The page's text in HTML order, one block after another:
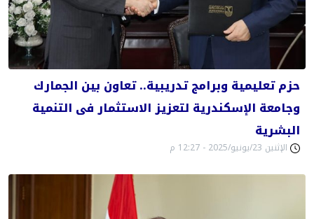
حزم تعليمية وبرامج تدريبية.. تعاون بين الجمارك
وجامعة الإسكندرية لتعزيز الاستثمار فى التنمية
البشرية
الإثنين 23/يونيو/2025 - 12:27 م